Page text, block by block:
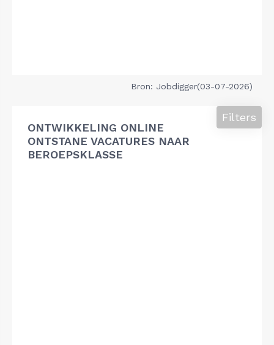
Bron: Jobdigger(03-07-2026)
ONTWIKKELING ONLINE
ONTSTANE VACATURES NAAR
BEROEPSKLASSE
Filters